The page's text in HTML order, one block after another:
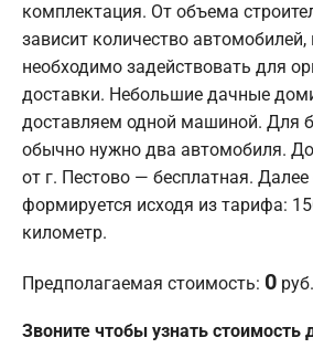
комплектация. От объема
зависит количество
необходимо задействовать для
доставки. Небольшие дачные
доставляем одной машиной. Для
обычно нужно два автомобиля.
от г. Пестово — бесплатная.
формируется исходя из тарифа:
километр.
Предполагаемая стоимость: 0 руб.
Звоните чтобы узнать стоимость